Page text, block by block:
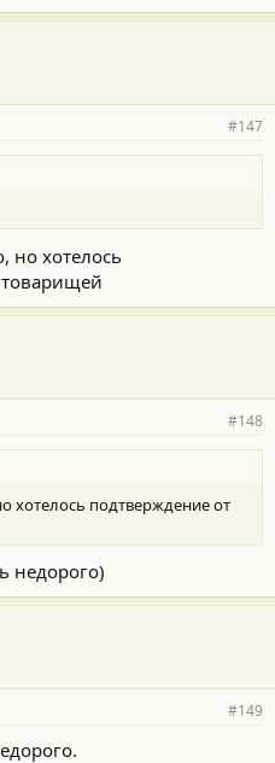
#147
но хотелось
#148
хотелось подтверждение от
недорого)
#149